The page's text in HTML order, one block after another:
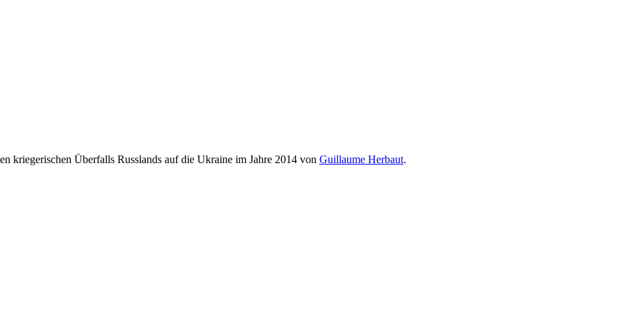
kriegerischen Überfalls Russlands auf die Ukraine im Jahre 2014 von Guillaume Herbaut.